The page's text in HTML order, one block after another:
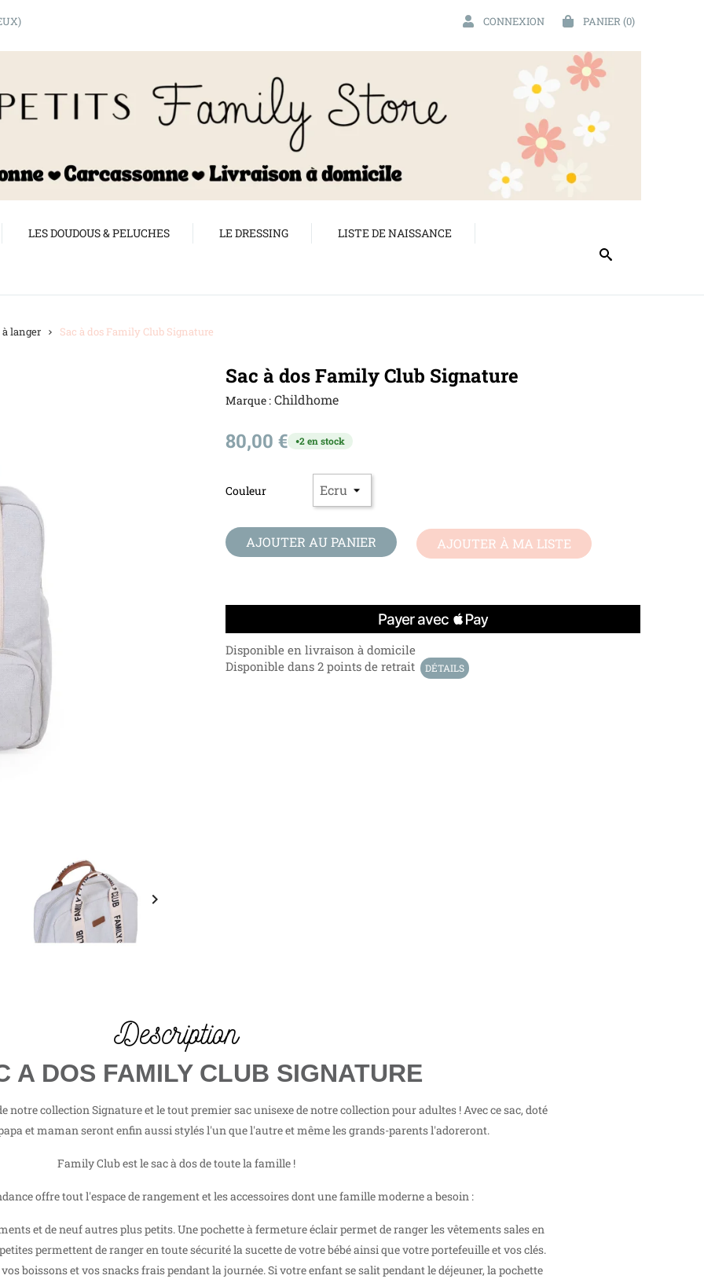
CONNEXION PANIER (0)
LES DOUDOUS & PELUCHES LE DRESSING LISTE DE NAISSANCE
à langer Sac à dos Family Club Signature

Sac à dos Family Club Signature
Marque : Childhome
80,00 € ●2 en stock
Couleur
AJOUTER AU PANIER AJOUTER À MA LISTE
Disponible en livraison à domicile
Disponible dans 2 points de retrait
DÉTAILS
Description
DOS FAMILY CLUB SIGNATURE
notre collection Signature et le tout premier sac unisexe de notre collection pour adultes ! Avec ce sac, doté
et maman seront enfin aussi stylés l'un que l'autre et même les grands-parents l'adoreront.
Family Club est le sac à dos de toute la famille !
offre tout l'espace de rangement et les accessoires dont une famille moderne a besoin :
et de neuf autres plus petits. Une pochette à fermeture éclair permet de ranger les vêtements sales en
permettent de ranger en toute sécurité la sucette de votre bébé ainsi que votre portefeuille et vos clés.
boissons et vos snacks frais pendant la journée. Si votre enfant se salit pendant le déjeuner, la pochette